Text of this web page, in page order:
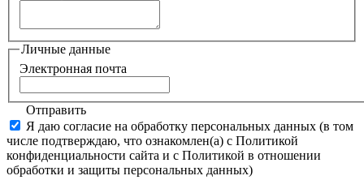
Личные данные
Электронная почта
Отправить
Я даю согласие на обработку персональных данных (в том
числе подтверждаю, что ознакомлен(а) с Политикой
конфиденциальности сайта и с Политикой в отношении
обработки и защиты персональных данных)